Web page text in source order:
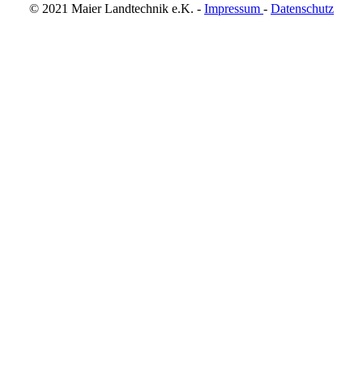
© 2021 Maier Landtechnik e.K. - Impressum - Datenschutz